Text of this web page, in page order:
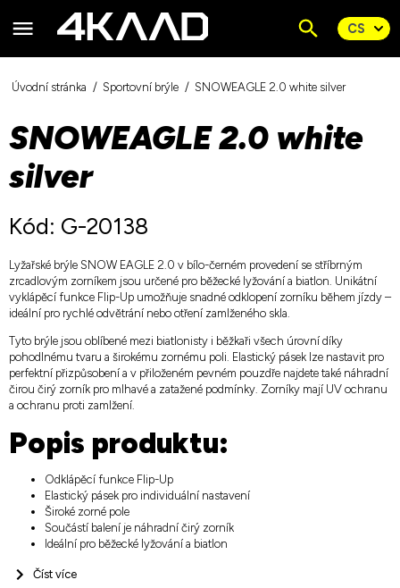
Úvodní stránka Sportovní brýle SNOWEAGLE 2.0 white silver
SNOWEAGLE 2.0 white
silver
Kód: G-20138
Lyžařské brýle SNOW EAGLE 2.0 v bílo-černém provedení se stříbrným
zrcadlovým zorníkem jsou určené pro běžecké lyžování a biatlon. Unikátní
vyklápěcí funkce Flip-Up umožňuje snadné odklopení zorníku během jízdy –
ideální pro rychlé odvětrání nebo otření zamlženého skla.
Tyto brýle jsou oblíbené mezi biatlonisty i běžkaři všech úrovní díky
pohodlnému tvaru a širokému zornému poli. Elastický pásek lze nastavit pro
perfektní přizpůsobení a v přiloženém pevném pouzdře najdete také náhradní
čirou čirý zorník pro mlhavé a zatažené podmínky. Zorníky mají UV ochranu
a ochranu proti zamlžení.
Popis produktu:
Odklápěcí funkce Flip-Up
Elastický pásek pro individuální nastavení
Široké zorné pole
Součástí balení je náhradní čirý zorník
Ideální pro běžecké lyžování a biatlon
Číst více